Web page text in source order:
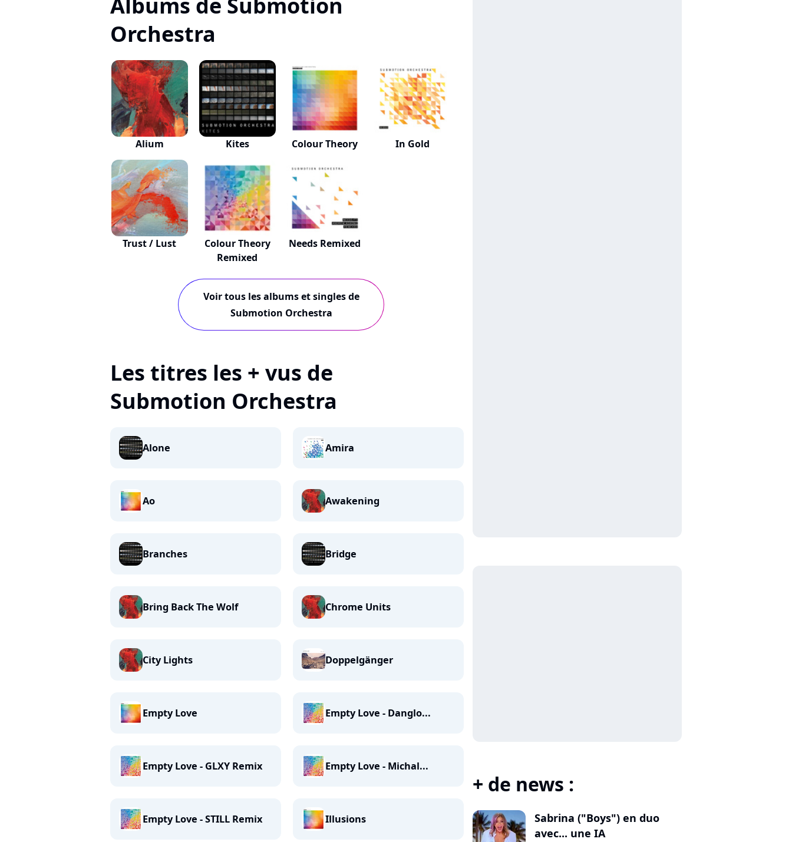
Orchestra
Alium Kites Colour Theory In Gold
Trust / Lust
Colour Theory
Remixed
Needs Remixed
Voir tous les albums et singles de
Submotion Orchestra
Les titres les + vus de
Submotion Orchestra
Alone Amira
Ao Awakening
Branches Bridge
Bring Back The Wolf Chrome Units
City Lights Doppelgänger
Empty Love Empty Love - Danglo...
Empty Love - GLXY Remix Empty Love - Michal...
Empty Love - STILL Remix Illusions
+ de news :
Sabrina ("Boys") en duo
avec... une IA